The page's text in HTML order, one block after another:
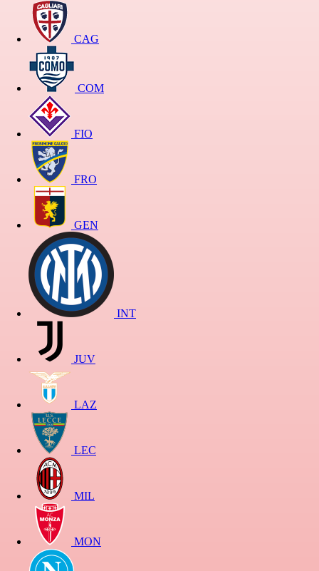
CAG
COM
FIO
FRO
GEN
INT
JUV
LAZ
LEC
MIL
MON